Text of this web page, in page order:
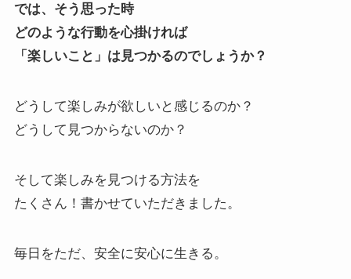
では、そう思った時
どのような行動を心掛ければ
「楽しいこと」は見つかるのでしょうか？
どうして楽しみが欲しいと感じるのか？
どうして見つからないのか？
そして楽しみを見つける方法を
たくさん！書かせていただきました。
毎日をただ、安全に安心に生きる。